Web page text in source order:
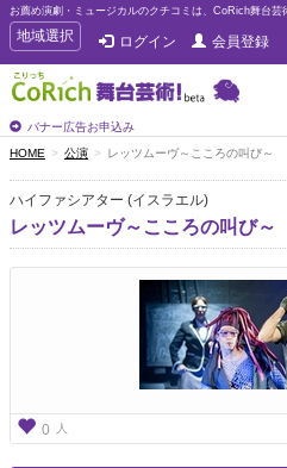
お薦め演劇・ミュージカルのクチコミは、CoRich舞台芸
T
o
g
g
e
n
a
v
g
地域選択 ログイン 会員登録
バナー広告お申込み
HOME 公演 レッツムーヴ～こころの叫び～
ハイファシアター (イスラエル)
レッツムーヴ～こころの叫び～
0 人